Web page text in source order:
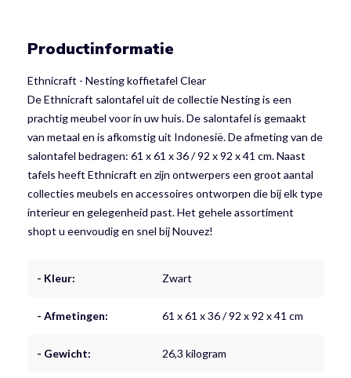
Productinformatie
Ethnicraft - Nesting koffietafel Clear
De Ethnicraft salontafel uit de collectie Nesting is een
prachtig meubel voor in uw huis. De salontafel is gemaakt
van metaal en is afkomstig uit Indonesië. De afmeting van de
salontafel bedragen: 61 x 61 x 36 / 92 x 92 x 41 cm. Naast
tafels heeft Ethnicraft en zijn ontwerpers een groot aantal
collecties meubels en accessoires ontworpen die bij elk type
interieur en gelegenheid past. Het gehele assortiment
shopt u eenvoudig en snel bij Nouvez!
- Kleur: Zwart
- Afmetingen: 61 x 61 x 36 / 92 x 92 x 41 cm
- Gewicht: 26,3 kilogram